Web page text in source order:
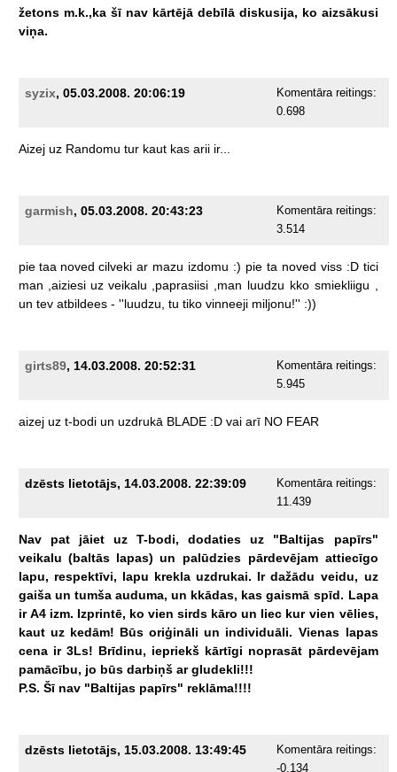
žetons m.k.,ka šī nav kārtējā debīlā diskusija, ko aizsākusi
viņa.
syzix, 05.03.2008. 20:06:19
Komentāra reitings:
0.698
Aizej uz Randomu tur kaut kas arii ir...
garmish, 05.03.2008. 20:43:23
Komentāra reitings:
3.514
pie taa noved cilveki ar mazu izdomu :) pie ta noved viss :D tici
man
,aiziesi uz veikalu ,paprasiisi ,man luudzu kko smiekliigu
un tev atbildees - ''luudzu, tu tiko vinneeji miljonu!'' :))
girts89, 14.03.2008. 20:52:31
Komentāra reitings:
5.945
aizej uz t-bodi un uzdrukā BLADE :D vai arī NO FEAR
dzēsts lietotājs, 14.03.2008. 22:39:09
Komentāra reitings:
11.439
Nav pat jāiet uz T-bodi, dodaties uz "Baltijas
papīrs"
veikalu (baltās lapas) un palūdzies pārdevējam attiecīgo
lapu, respektīvi, lapu krekla uzdrukai. Ir dažādu veidu, uz
gaiša un tumša auduma, un kkādas, kas gaismā spīd. Lapa
ir A4 izm. Izprintē, ko vien sirds kāro un liec kur vien vēlies,
kaut uz kedām! Būs oriģināli un individuāli. Vienas lapas
cena ir 3Ls! Brīdinu, iepriekš kārtīgi noprasāt pārdevējam
pamācību, jo būs darbiņš ar gludekli!!!
P.S. Šī nav "Baltijas papīrs" reklāma!!!!
dzēsts lietotājs, 15.03.2008. 13:49:45
Komentāra reitings:
-0.134